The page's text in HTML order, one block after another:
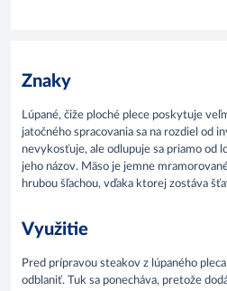
Znaky
Lúpané, čiže ploché plece poskytuje
jatočného spracovania sa na rozdiel od
nevykosťuje, ale odlupuje sa priamo od
jeho názov. Mäso je jemne
hrubou šľachou, vďaka ktorej zostáva
Využitie
Pred prípravou steakov z lúpaného
odblaniť. Tuk sa ponecháva, pretože